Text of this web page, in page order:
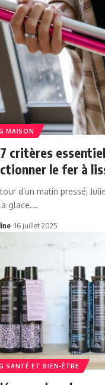
MAISON
critères
le fer à
d’un matin pressé,
glace.…
16 juillet 2025
SANTÉ ET BIEN-ÊTRE